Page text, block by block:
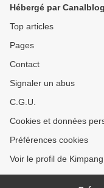
Hébergé par Canalblog
Top articles
Pages
Contact
Signaler un abus
C.G.U.
Cookies et données
Préférences cookies
Voir le profil de